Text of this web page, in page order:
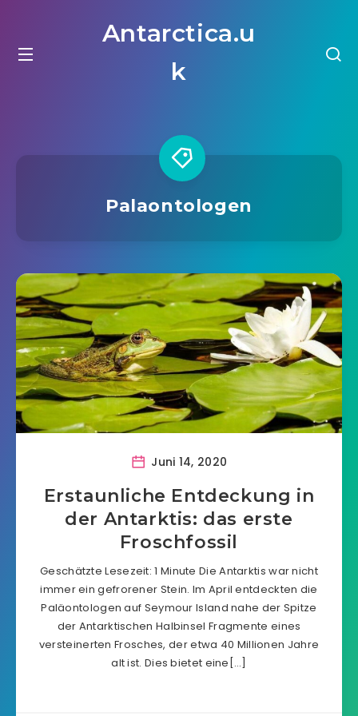
Antarctica.u
k
Palaontologen
Juni 14, 2020
Erstaunliche Entdeckung in
der Antarktis: das erste
Froschfossil
Geschätzte Lesezeit: 1 Minute Die Antarktis war nicht
immer ein gefrorener Stein. Im April entdeckten die
Paläontologen auf Seymour Island nahe der Spitze
der Antarktischen Halbinsel Fragmente eines
versteinerten Frosches, der etwa 40 Millionen Jahre
alt ist. Dies bietet eine[…]